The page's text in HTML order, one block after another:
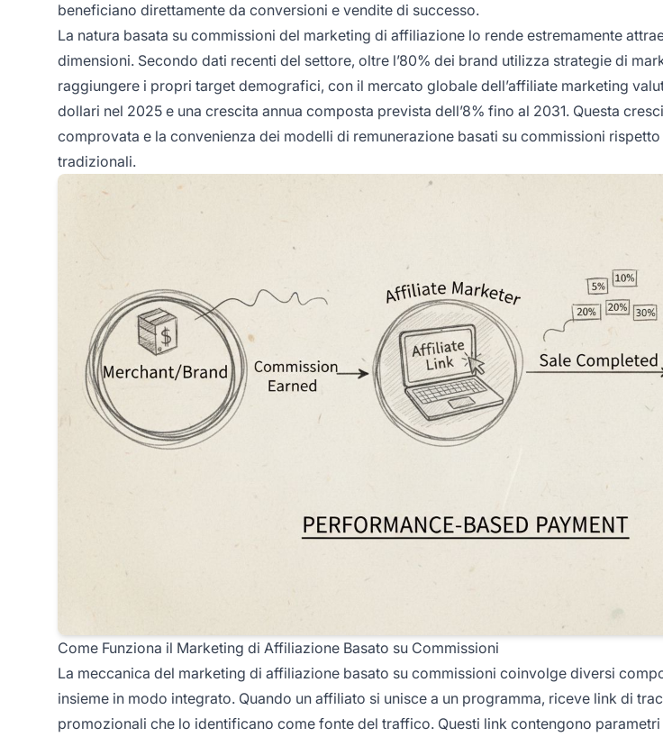
beneficiano direttamente da conversioni e vendite di successo.
La natura basata su commissioni del marketing di affiliazione lo rende estremamente
dimensioni. Secondo dati recenti del settore, oltre l’80% dei brand utilizza strategie di
raggiungere i propri target demografici, con il mercato globale dell’affiliate marketing
dollari nel 2025 e una crescita annua composta prevista dell’8% fino al 2031. Questa
comprovata e la convenienza dei modelli di remunerazione basati su commissioni
tradizionali.
Come Funziona il Marketing di Affiliazione Basato su Commissioni
La meccanica del marketing di affiliazione basato su commissioni coinvolge diversi
insieme in modo integrato. Quando un affiliato si unisce a un programma, riceve link di
promozionali che lo identificano come fonte del traffico. Questi link contengono